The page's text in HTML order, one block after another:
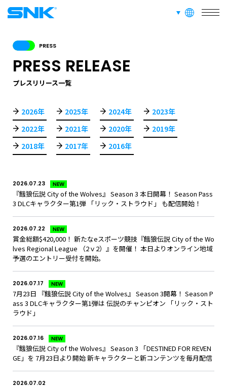
言語切り替え
SERVICE
RECRUIT
ABOUT
このサイトについて
GLOBAL
ENG
PRESS
PRESS RELEASE
プレスリリース一覧
2026年 2025年 2024年
2023年
2022年
2021年 2020年
2019年
2018年
2017年 2016年
2026.07.23 NEW
『餓狼伝説 City of the Wolves』 Season 3 本日開幕！ Season Pass
3 DLCキャラクター第1弾 「リック・ストラウド」 も配信開始！
2026.07.22 NEW
賞金総額$420,000！ 新たなeスポーツ競技『餓狼伝説 City of the Wo
lves Regional League （2ｖ2）』を開催！ 本日よりオンライン地域
予選のエントリー受付を開始。
2026.07.17 NEW
7月23日 『餓狼伝説 City of the Wolves』 Season 3開幕！ Season P
ass 3 DLCキャラクター第1弾は 伝説のチャンピオン 「リック・スト
ラウド」
2026.07.16 NEW
『餓狼伝説 City of the Wolves』 Season 3 「DESTINED FOR REVEN
GE」を 7月23日より開始 新キャラクターと新コンテンツを毎月配信
2026.07.02